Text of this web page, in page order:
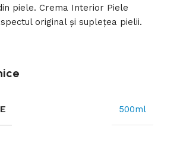
piele. Crema Interior Piele
original și suplețea pielii.
500ml